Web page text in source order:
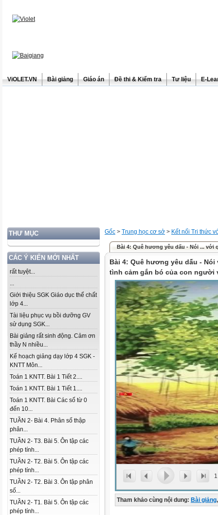
ViOLET.VN Bài giảng Giáo án Đề thi & Kiểm tra Tư liệu E-
THƯ MỤC
CÁC Ý KIẾN MỚI NHẤT
rất tuyệt...
...
Giới thiệu SGK Giáo dục thể chất
lớp 4...
Tài liệu phục vụ bồi dưỡng GV
sử dụng SGK...
Bài giảng rất sinh động. Cảm ơn
thầy N nhiều...
Kế hoạch giảng dạy lớp 4 SGK -
KNTT Môn...
Toán 1 KNTT. Bài 1 Tiết 2....
Toán 1 KNTT. Bài 1 Tiết 1....
Toán 1 KNTT. Bài Các số từ 0
đến 10...
TUẦN 2- Bài 4. Phân số thập
phân...
TUẦN 2- T3. Bài 5. Ôn tập các
phép tính...
TUẦN 2- T2. Bài 5. Ôn tập các
phép tính...
TUẦN 2- T2. Bài 3. Ôn tập phân
số...
TUẦN 2- T1. Bài 5. Ôn tập các
phép tính...
Gốc > Trung học cơ sở > Kết nối Tri thức
Bài 4: Quê hương yêu dấu - Nói ... với
Bài 4: Quê hương yêu dấu -
tình cảm gắn bó của con người
1
Tham khảo cùng nội dung: Bài giảng,